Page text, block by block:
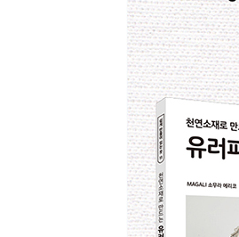
옷 만들기의 기본